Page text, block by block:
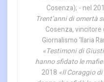
Cosenza); - nel
Trent’anni di omertà
Cosenza, vincitore
Giornalismo ‘Ilaria
«Testimoni di
hanno sfidato le
2018 «Il Coraggio